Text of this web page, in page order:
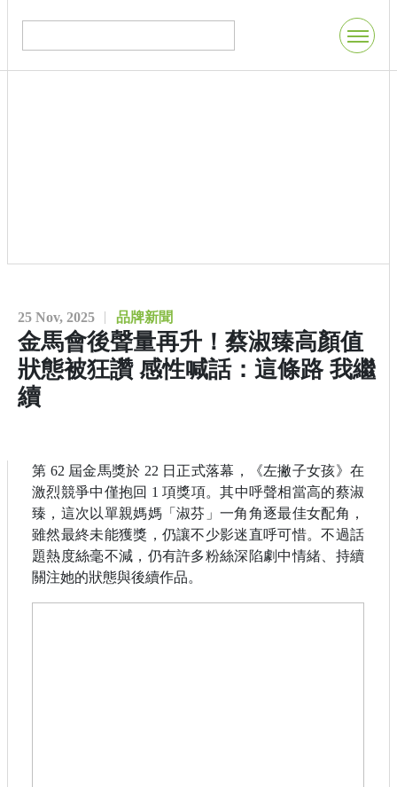
25 Nov, 2025 品牌新聞
金馬會後聲量再升！蔡淑臻高顏值
狀態被狂讚 感性喊話：這條路 我繼
續
第 62 屆金馬獎於 22 日正式落幕，《左撇子女孩》在
激烈競爭中僅抱回 1 項獎項。其中呼聲相當高的蔡淑
臻，這次以單親媽媽「淑芬」一角角逐最佳女配角，
雖然最終未能獲獎，仍讓不少影迷直呼可惜。不過話
題熱度絲毫不減，仍有許多粉絲深陷劇中情緒、持續
關注她的狀態與後續作品。